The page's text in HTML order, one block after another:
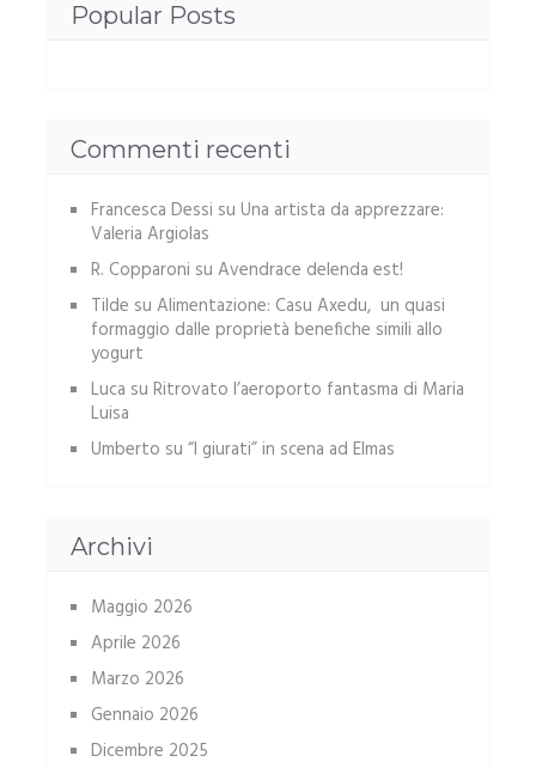
Popular Posts
Commenti recenti
Francesca Dessi su Una artista da apprezzare:
Valeria Argiolas
R. Copparoni su Avendrace delenda est!
Tilde su Alimentazione: Casu Axedu, un quasi
formaggio dalle proprietà benefiche simili allo
yogurt
Luca su Ritrovato l’aeroporto fantasma di Maria
Luisa
Umberto su “I giurati” in scena ad Elmas
Archivi
Maggio 2026
Aprile 2026
Marzo 2026
Gennaio 2026
Dicembre 2025